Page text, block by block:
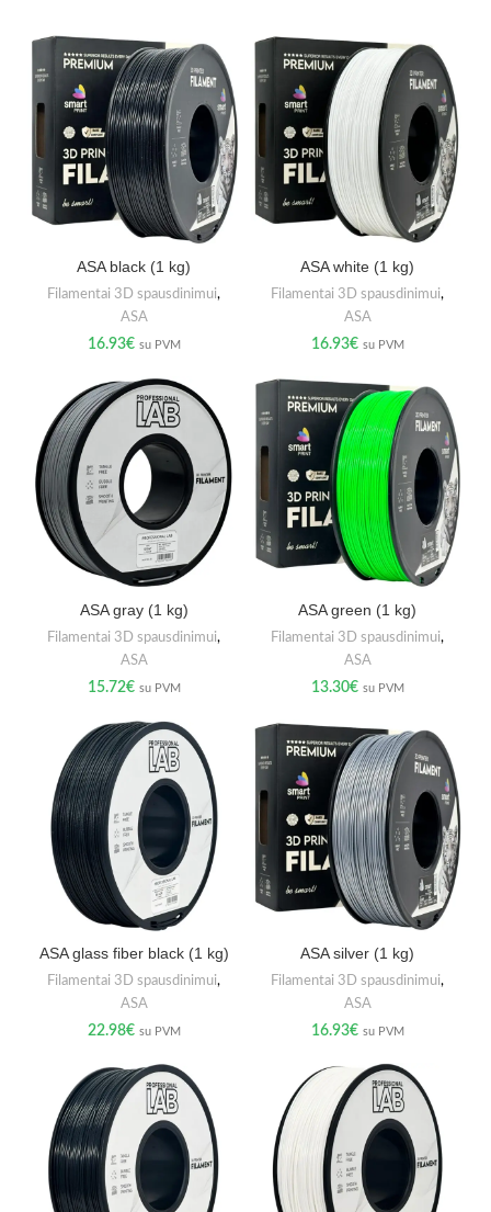
ASA black (1 kg)
Filamentai 3D spausdinimui,
ASA
16.93€ su PVM
ASA white (1 kg)
Filamentai 3D spausdinimui,
ASA
16.93€ su PVM
ASA gray (1 kg)
Filamentai 3D spausdinimui,
ASA
15.72€ su PVM
ASA green (1 kg)
Filamentai 3D spausdinimui,
ASA
13.30€ su PVM
ASA glass fiber black (1 kg)
Filamentai 3D spausdinimui,
ASA
22.98€ su PVM
ASA silver (1 kg)
Filamentai 3D spausdinimui,
ASA
16.93€ su PVM